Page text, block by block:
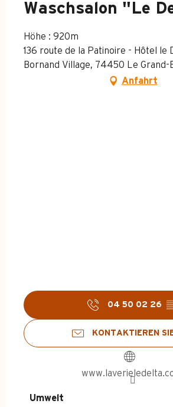
Waschsalon "Le
Höhe : 920m
136 route de la Patinoire - Hôtel le
Bornand Village, 74450 Le Grand-
Anfahrt
04 50 02 26
KONTAKTIEREN
Umwelt
Umwelt